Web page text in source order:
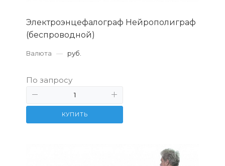
Электроэнцефалограф Нейрополиграф
(беспроводной)
Валюта — руб.
По запросу
КУПИТЬ